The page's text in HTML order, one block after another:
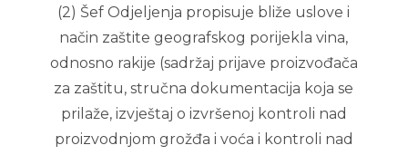
(2) Šef Odjeljenja propisuje bliže uslove i
način zaštite geografskog porijekla vina,
odnosno rakije (sadržaj prijave proizvođača
za zaštitu, stručna dokumentacija koja se
prilaže, izvještaj o izvršenoj kontroli nad
proizvodnjom grožđa i voća i kontroli nad